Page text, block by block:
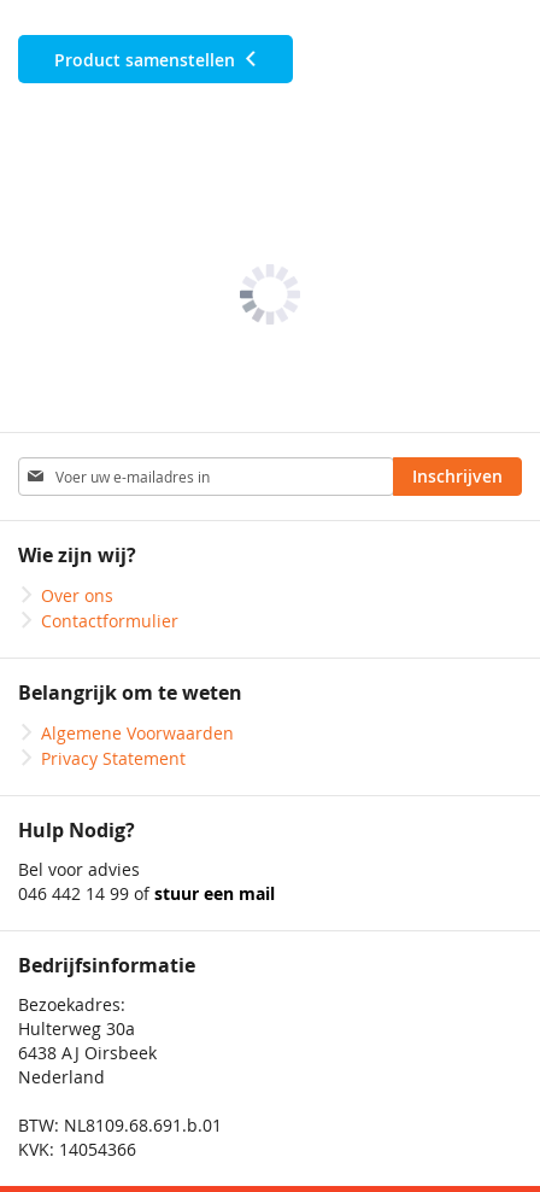
Product samenstellen
Abonneer
u
op
nieuwsbrief
Inschrijven
Wie zijn wij?
Over ons
Contactformulier
Belangrijk om te weten
Algemene Voorwaarden
Privacy Statement
Hulp Nodig?
Bel voor advies
046 442 14 99 ofstuur een mail
Bedrijfsinformatie
Bezoekadres:
Hulterweg 30a
6438 AJ Oirsbeek
Nederland
BTW: NL8109.68.691.b.01
KVK: 14054366